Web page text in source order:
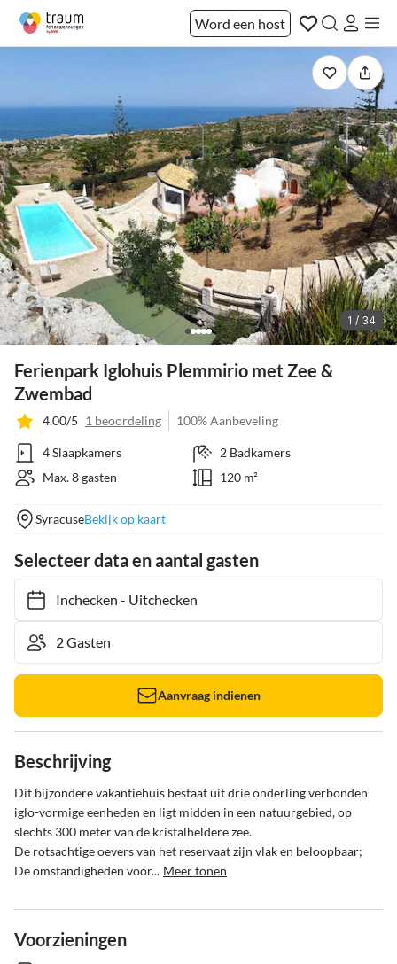
Word een host
1 / 34
Ferienpark Iglohuis Plemmirio met Zee &
Zwembad
4.00/5 1 beoordeling 100% Aanbeveling
4 Slaapkamers
2 Badkamers
Max. 8 gasten
120 m²
SyracuseBekijk op kaart
Selecteer data en aantal gasten
Inchecken- Uitchecken
Aanvraag indienen
Beschrijving
Dit bijzondere vakantiehuis bestaat uit drie onderling verbonden
iglo-vormige eenheden en ligt midden in een natuurgebied, op
slechts 300 meter van de kristalheldere zee.
De rotsachtige oevers van het reservaat zijn vlak en beloopbaar;
De omstandigheden voor... Meer tonen
Voorzieningen